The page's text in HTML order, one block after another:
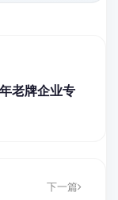
老牌企业专
下一篇